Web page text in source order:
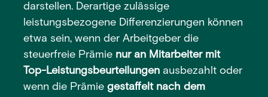
darstellen. Derartige zulässige
leistungsbezogene Differenzierungen können
etwa sein, wenn der Arbeitgeber die
steuerfreie Prämie nur an Mitarbeiter mit
Top-Leistungsbeurteilungen ausbezahlt oder
wenn die Prämie gestaffelt nach dem